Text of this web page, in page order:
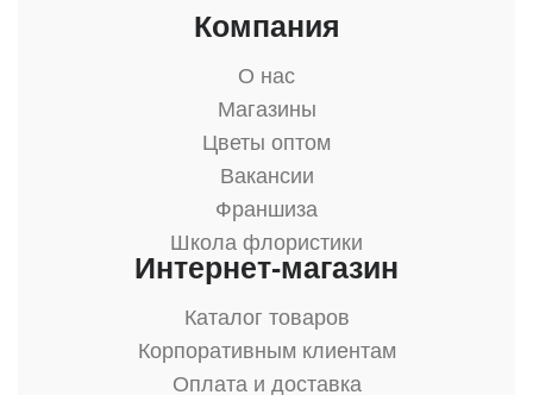
Компания
О нас
Магазины
Цветы оптом
Вакансии
Франшиза
Школа флористики
Интернет-магазин
Каталог товаров
Корпоративным клиентам
Оплата и доставка